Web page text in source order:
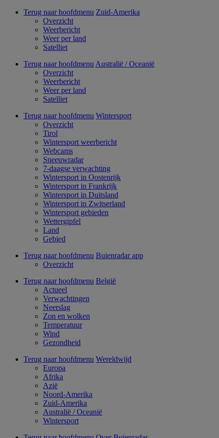
Terug naar hoofdmenu Zuid-Amerika
Overzicht
Weerbericht
Weer per land
Satelliet
Terug naar hoofdmenu Australië / Oceanië
Overzicht
Weerbericht
Weer per land
Satelliet
Terug naar hoofdmenu Wintersport
Overzicht
Tirol
Wintersport weerbericht
Webcams
Sneeuwradar
7-daagse verwachting
Wintersport in Oostenrijk
Wintersport in Frankrijk
Wintersport in Duitsland
Wintersport in Zwitserland
Wintersport gebieden
Wettergipfel
Land
Gebied
Terug naar hoofdmenu Buienradar app
Overzicht
Terug naar hoofdmenu België
Actueel
Verwachtingen
Neerslag
Zon en wolken
Temperatuur
Wind
Gezondheid
Terug naar hoofdmenu Wereldwijd
Europa
Afrika
Azië
Noord-Amerika
Zuid-Amerika
Australië / Oceanië
Wintersport